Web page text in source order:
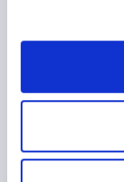
KOHTI
KOHTI